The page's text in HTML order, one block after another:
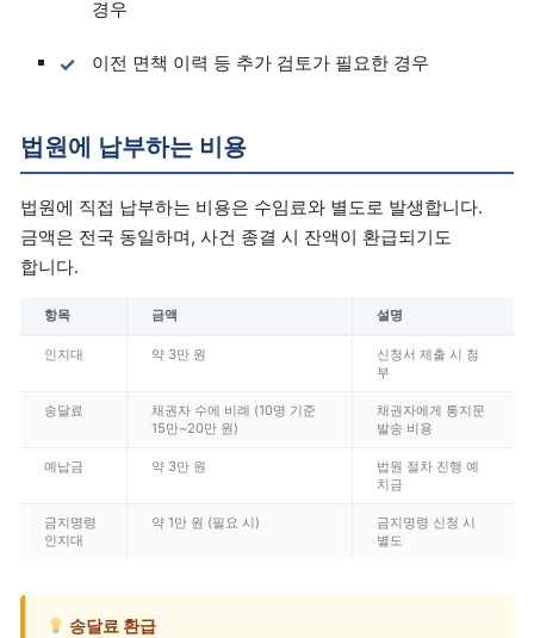
경우
이전 면책 이력 등 추가 검토가 필요한 경우
법원에 납부하는 비용
법원에 직접 납부하는 비용은 수임료와 별도로 발생합니다.
금액은 전국 동일하며, 사건 종결 시 잔액이 환급되기도
합니다.
항목 금액 설명
인지대 약 3만 원
신청서 제출 시 첨
부
송달료
채권자 수에 비례 (10명 기준
15만~20만 원)
채권자에게 통지문
발송 비용
예납금 약 3만 원
법원 절차 진행 예
치금
금지명령
인지대
약 1만 원 (필요 시)
금지명령 신청 시
별도
송달료 환급